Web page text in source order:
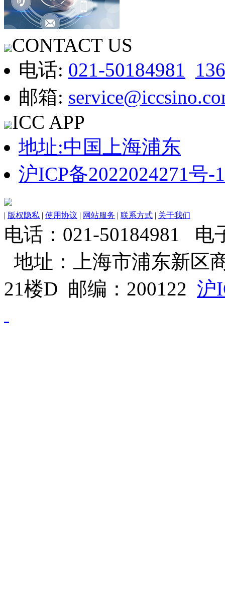
CONTACT US
电话: 021-50184981
邮箱:
ICC APP
地址:中国上海浦东
沪ICP备2022024271号-1
| 版权隐私 | 使用协议 | 网站服务 | 联系方式 | 关于我们
电话：021-50184981 电
地址：上海市浦东新区
21楼D 邮编：200122 沪